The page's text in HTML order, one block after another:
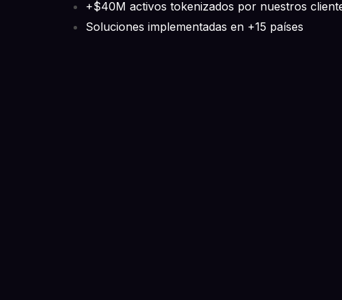
+$40M activos tokenizados por nuestros
Soluciones implementadas en +15 países